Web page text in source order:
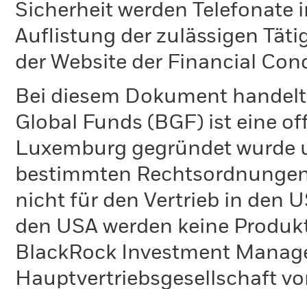
Sicherheit werden Telefonate
Auflistung der zulässigen
der Website der Financial
Bei diesem Dokument
Global Funds (BGF) ist eine
Luxemburg gegründet
bestimmten
nicht für den Vertrieb in den
den USA werden keine
BlackRock Investment
Hauptvertriebsgesellschaft